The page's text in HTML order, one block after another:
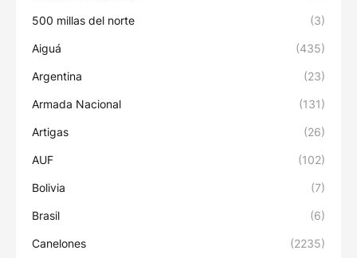
500 millas del norte (3)
Aiguá (435)
Argentina (23)
Armada Nacional (131)
Artigas (26)
AUF (102)
Bolivia (7)
Brasil (6)
Canelones (2235)